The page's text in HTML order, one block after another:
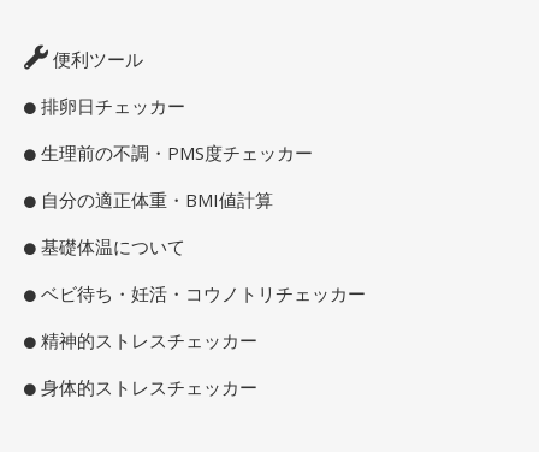
便利ツール
排卵日チェッカー
生理前の不調・PMS度チェッカー
自分の適正体重・BMI値計算
基礎体温について
ベビ待ち・妊活・コウノトリチェッカー
精神的ストレスチェッカー
身体的ストレスチェッカー